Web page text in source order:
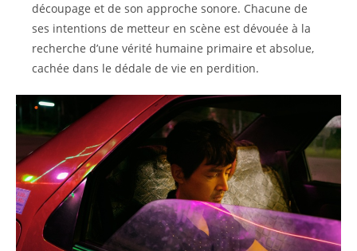
découpage et de son approche sonore. Chacune de
ses intentions de metteur en scène est dévouée à la
recherche d’une vérité humaine primaire et absolue,
cachée dans le dédale de vie en perdition.